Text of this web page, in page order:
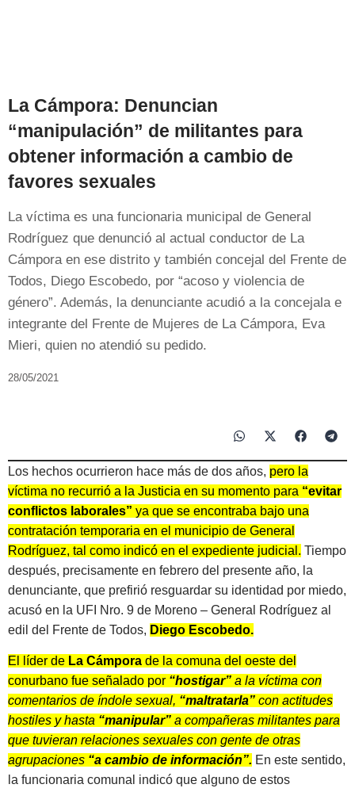
La Cámpora: Denuncian
“manipulación” de militantes para
obtener información a cambio de
favores sexuales
La víctima es una funcionaria municipal de General
Rodríguez que denunció al actual conductor de La
Cámpora en ese distrito y también concejal del Frente de
Todos, Diego Escobedo, por “acoso y violencia de
género”. Además, la denunciante acudió a la concejala e
integrante del Frente de Mujeres de La Cámpora, Eva
Mieri, quien no atendió su pedido.
28/05/2021
Los hechos ocurrieron hace más de dos años, pero la
víctima no recurrió a la Justicia en su momento para “evitar
conflictos laborales” ya que se encontraba bajo una
contratación temporaria en el municipio de General
Rodríguez, tal como indicó en el expediente judicial. Tiempo
después, precisamente en febrero del presente año, la
denunciante, que prefirió resguardar su identidad por miedo,
acusó en la UFI Nro. 9 de Moreno – General Rodríguez al
edil del Frente de Todos, Diego Escobedo.
El líder de La Cámpora de la comuna del oeste del
conurbano fue señalado por “hostigar” a la víctima con
comentarios de índole sexual, “maltratarla” con actitudes
hostiles y hasta “manipular” a compañeras militantes para
que tuvieran relaciones sexuales con gente de otras
agrupaciones “a cambio de información”. En este sentido,
la funcionaria comunal indicó que alguno de estos